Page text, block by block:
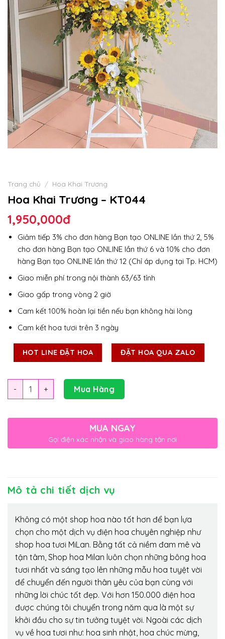
Trang chủ / Hoa Khai Trương
Hoa Khai Trương – KT044
1,950,000đ
Giảm tiếp 3% cho đơn hàng Bạn tạo ONLINE lần thứ 2, 5%
cho đơn hàng Bạn tạo ONLINE lần thứ 6 và 10% cho đơn
hàng Bạn tạo ONLINE lần thứ 12 (Chỉ áp dụng tại Tp. HCM)
Giao miễn phí trong nội thành 63/63 tỉnh
Giao gấp trong vòng 2 giờ
Cam kết 100% hoàn lại tiền nếu bạn không hài lòng
Cam kết hoa tươi trên 3 ngày
HOT LINE ĐẶT HOA ĐẶT HOA QUA ZALO
Số lượng Mua Hàng
MUA NGAY
Gọi điện xác nhận và giao hàng tận nơi
Mô tả chi tiết dịch vụ
Không có một shop hoa nào tốt hơn để bạn lựa
chọn cho một dịch vụ điện hoa chuyên nghiệp như
shop hoa tươi MiLan. Bằng tất cả niềm đam mê và
tận tâm, Shop hoa Milan luôn chọn những bông hoa
tươi nhất và sáng tạo lên những mẫu hoa tuyệt vời
để chuyển đến người thân yêu của bạn cùng với
những lời chúc tốt đẹp. Với hơn 150.000 điện hoa
được chúng tôi chuyển trong năm qua là một sự
khởi đầu cho sự tin tưởng tuyệt vời. Ngoài các dịch
vụ về hoa tươi như: hoa sinh nhật, hoa chúc mừng,